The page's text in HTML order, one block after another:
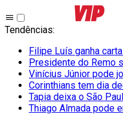
Tendências:
Filipe Luís ganha
Presidente do Remo
Vinícius Júnior pode
Corinthians tem dia
Tapia deixa o São
Thiago Almada pode